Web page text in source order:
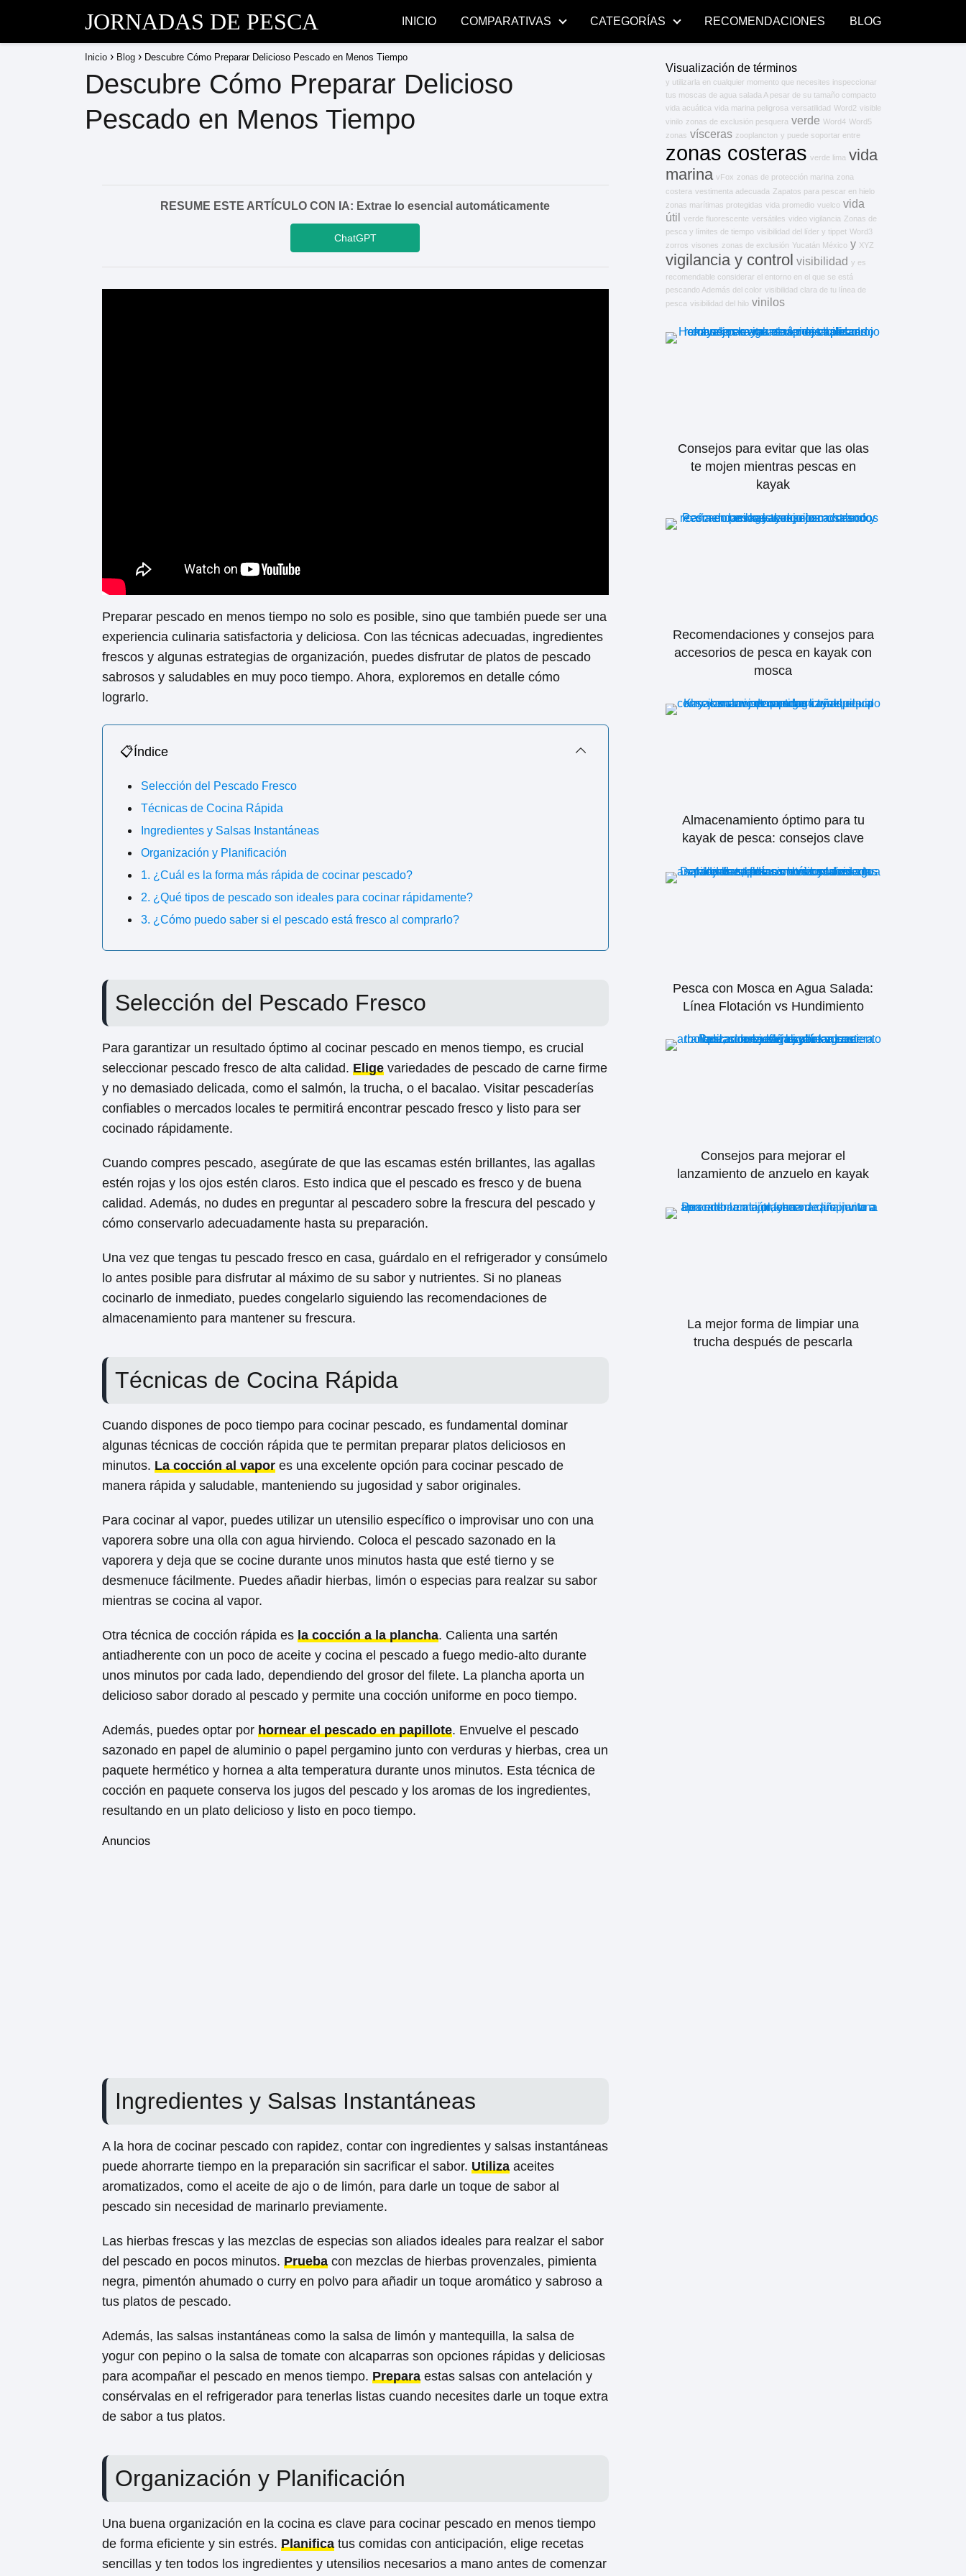
JORNADAS DE PESCA INICIO COMPARATIVAS CATEGORÍAS RECOMENDACIONES BLOG
Inicio Blog Descubre Cómo Preparar Delicioso Pescado en Menos Tiempo
Descubre Cómo Preparar Delicioso
Pescado en Menos Tiempo
RESUME ESTE ARTÍCULO CON IA: Extrae lo esencial automáticamente
ChatGPT
Preparar pescado en menos tiempo no solo es posible, sino que también puede ser una
experiencia culinaria satisfactoria y deliciosa. Con las técnicas adecuadas, ingredientes
frescos y algunas estrategias de organización, puedes disfrutar de platos de pescado
sabrosos y saludables en muy poco tiempo. Ahora, exploremos en detalle cómo
lograrlo.
📋Índice
Selección del Pescado Fresco
Técnicas de Cocina Rápida
Ingredientes y Salsas Instantáneas
Organización y Planificación
1. ¿Cuál es la forma más rápida de cocinar pescado?
2. ¿Qué tipos de pescado son ideales para cocinar rápidamente?
3. ¿Cómo puedo saber si el pescado está fresco al comprarlo?
Selección del Pescado Fresco
Para garantizar un resultado óptimo al cocinar pescado en menos tiempo, es crucial
seleccionar pescado fresco de alta calidad. Elige variedades de pescado de carne firme
y no demasiado delicada, como el salmón, la trucha, o el bacalao. Visitar pescaderías
confiables o mercados locales te permitirá encontrar pescado fresco y listo para ser
cocinado rápidamente.
Cuando compres pescado, asegúrate de que las escamas estén brillantes, las agallas
estén rojas y los ojos estén claros. Esto indica que el pescado es fresco y de buena
calidad. Además, no dudes en preguntar al pescadero sobre la frescura del pescado y
cómo conservarlo adecuadamente hasta su preparación.
Una vez que tengas tu pescado fresco en casa, guárdalo en el refrigerador y consúmelo
lo antes posible para disfrutar al máximo de su sabor y nutrientes. Si no planeas
cocinarlo de inmediato, puedes congelarlo siguiendo las recomendaciones de
almacenamiento para mantener su frescura.
Técnicas de Cocina Rápida
Cuando dispones de poco tiempo para cocinar pescado, es fundamental dominar
algunas técnicas de cocción rápida que te permitan preparar platos deliciosos en
minutos. La cocción al vapor es una excelente opción para cocinar pescado de
manera rápida y saludable, manteniendo su jugosidad y sabor originales.
Para cocinar al vapor, puedes utilizar un utensilio específico o improvisar uno con una
vaporera sobre una olla con agua hirviendo. Coloca el pescado sazonado en la
vaporera y deja que se cocine durante unos minutos hasta que esté tierno y se
desmenuce fácilmente. Puedes añadir hierbas, limón o especias para realzar su sabor
mientras se cocina al vapor.
Otra técnica de cocción rápida es la cocción a la plancha. Calienta una sartén
antiadherente con un poco de aceite y cocina el pescado a fuego medio-alto durante
unos minutos por cada lado, dependiendo del grosor del filete. La plancha aporta un
delicioso sabor dorado al pescado y permite una cocción uniforme en poco tiempo.
Además, puedes optar por hornear el pescado en papillote. Envuelve el pescado
sazonado en papel de aluminio o papel pergamino junto con verduras y hierbas, crea un
paquete hermético y hornea a alta temperatura durante unos minutos. Esta técnica de
cocción en paquete conserva los jugos del pescado y los aromas de los ingredientes,
resultando en un plato delicioso y listo en poco tiempo.
Anuncios
Ingredientes y Salsas Instantáneas
A la hora de cocinar pescado con rapidez, contar con ingredientes y salsas instantáneas
puede ahorrarte tiempo en la preparación sin sacrificar el sabor. Utiliza aceites
aromatizados, como el aceite de ajo o de limón, para darle un toque de sabor al
pescado sin necesidad de marinarlo previamente.
Las hierbas frescas y las mezclas de especias son aliados ideales para realzar el sabor
del pescado en pocos minutos. Prueba con mezclas de hierbas provenzales, pimienta
negra, pimentón ahumado o curry en polvo para añadir un toque aromático y sabroso a
tus platos de pescado.
Además, las salsas instantáneas como la salsa de limón y mantequilla, la salsa de
yogur con pepino o la salsa de tomate con alcaparras son opciones rápidas y deliciosas
para acompañar el pescado en menos tiempo. Prepara estas salsas con antelación y
consérvalas en el refrigerador para tenerlas listas cuando necesites darle un toque extra
de sabor a tus platos.
Organización y Planificación
Una buena organización en la cocina es clave para cocinar pescado en menos tiempo
de forma eficiente y sin estrés. Planifica tus comidas con anticipación, elige recetas
sencillas y ten todos los ingredientes y utensilios necesarios a mano antes de comenzar
Visualización de términos
y utilizarla en cualquier momento que necesites inspeccionar
tus moscas de agua salada A pesar de su tamaño compacto
vida acuática vida marina peligrosa versatilidad Word2 visible
vinilo zonas de exclusión pesquera verde Word4 Word5
zonas vísceras zooplancton y puede soportar entre
zonas costeras verde lima vida
marina vFox zonas de protección marina zona
costera vestimenta adecuada Zapatos para pescar en hielo
zonas marítimas protegidas vida promedio vuelco vida
útil verde fluorescente versátiles video vigilancia Zonas de
pesca y límites de tiempo visibilidad del líder y tippet Word3
zorros visones zonas de exclusión Yucatán México y XYZ
vigilancia y control visibilidad y es
recomendable considerar el entorno en el que se está
pescando Además del color visibilidad clara de tu línea de
pesca visibilidad del hilo vinilos
Consejos para evitar que las olas
te mojen mientras pescas en
kayak
Recomendaciones y consejos para
accesorios de pesca en kayak con
mosca
Almacenamiento óptimo para tu
kayak de pesca: consejos clave
Pesca con Mosca en Agua Salada:
Línea Flotación vs Hundimiento
Consejos para mejorar el
lanzamiento de anzuelo en kayak
La mejor forma de limpiar una
trucha después de pescarla